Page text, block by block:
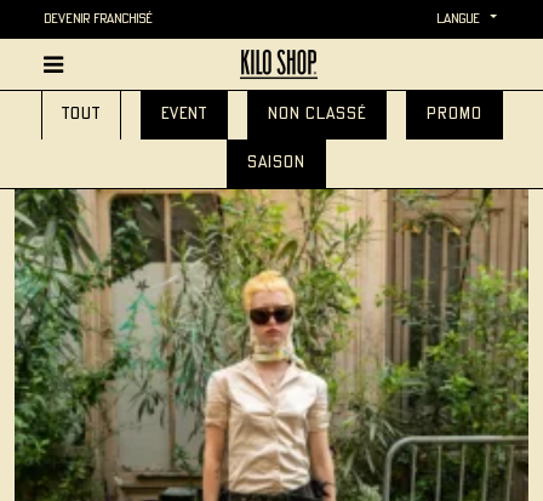
Devenir Franchisé langue
Tout event Non classé promo
saison